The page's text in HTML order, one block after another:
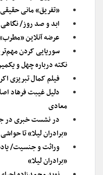
«تفریق» مانی
ابد و صد روز/ نگاهی
عرضه آنلاین
سوریایی کردن
نکته درباره چهل و
فیلم کمال تبریزی
دلیل غیبت فرهاد
معادی
در نشست خبری در
«برادران لیلا» تا
وراثت و جنسیت/
«برادران لیلا»